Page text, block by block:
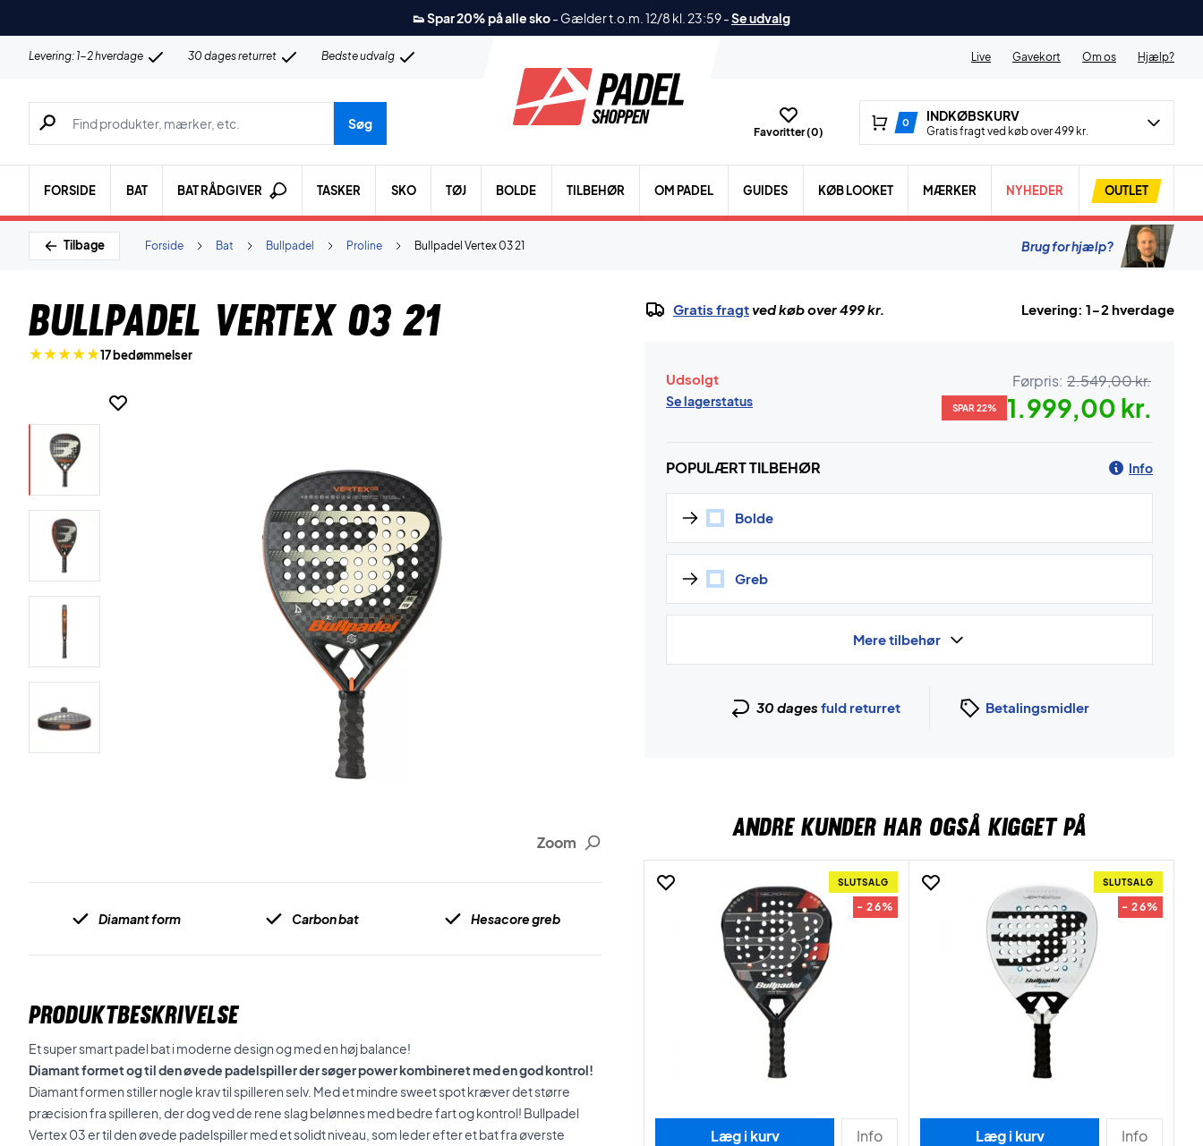
👟 Spar 20% på alle sko- Gælder t.o.m. 12/8 kl. 23:59-Se udvalg
Levering: 1-2 hverdage 30 dages returret Bedste udvalg Live Gavekort Om os Hjælp?
Søg efter produkter, mærker etc.
Søg
Favoritter (0)
0 INDKØBSKURV
Gratis fragt ved køb over 499 kr.
FORSIDE BAT BAT RÅDGIVER TASKER SKO TØJ BOLDE TILBEHØR OM PADEL GUIDES KØB LOOKET MÆRKER NYHEDER OUTLET
Tilbage Bullpadel Vertex 03 21
Proline
Bullpadel
Bat
Forside Brug for hjælp?
Bullpadel Vertex 03 21
17 bedømmelser
Zoom
Diamant form Carbon bat Hesacore greb
PRODUKTBESKRIVELSE
Et super smart padel bat i moderne design og med en høj balance!
Diamant formet og til den øvede padelspiller der søger power kombineret med en god kontrol!
Diamant formen stiller nogle krav til spilleren selv. Med et mindre sweet spot kræver det større
præcision fra spilleren, der dog ved de rene slag belønnes med bedre fart og kontrol! Bullpadel
Vertex 03 er til den øvede padelspiller med et solidt niveau, som leder efter et bat fra øverste
Gratis fragtved køb over 499 kr. Levering: 1-2 hverdage
Udsolgt
Se lagerstatus
Førpris: 2.549,00 kr.
SPAR 22% 1.999,00 kr.
POPULÆRT TILBEHØR Info
Bolde
Greb
Mere tilbehør
30 dages fuld returret Betalingsmidler
ANDRE KUNDER HAR OGSÅ KIGGET PÅ
SLUTSALG
- 26%
Læg i kurv Info
SLUTSALG
- 26%
Læg i kurv Info